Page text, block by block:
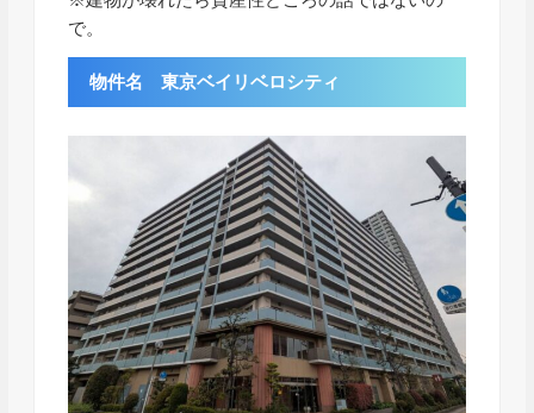
で。
物件名 東京ベイリベロシティ